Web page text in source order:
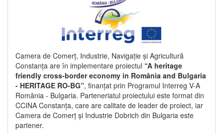
Camera de Comerț, Industrie, Navigație și Agricultură
Constanța are în implementare proiectul “A heritage
friendly cross-border economy in România and Bulgaria
- HERITAGE RO-BG”, finanțat prin Programul Interreg V-A
România - Bulgaria. Parteneriatul proiectului este format din
CCINA Constanța, care are calitate de leader de proiect, iar
Camera de Comerț și Industrie Dobrich din Bulgaria este
partener.